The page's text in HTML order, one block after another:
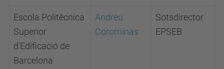
Escola Politècnica
Superior
d'Edificació de
Barcelona
Andreu
Corominas
Sotsdirector
EPSEB